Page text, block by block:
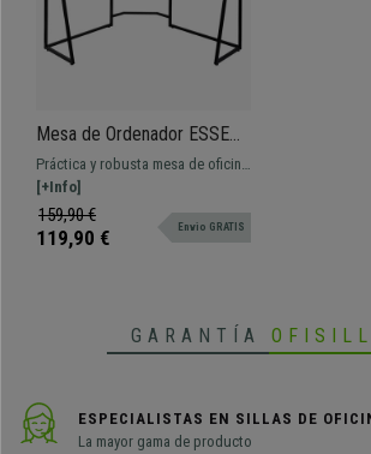
Mesa de Ordenador ESSEN,
Estructura Metálica,
Superficie de Madera color
Nogal
Práctica y robusta mesa de oficina
ESSEN. Diseño, gran versatilidad y
resistencia al mejor precio.
[+Info]
159,90 €
119,90 € Envio GRATIS
GARANTÍA
ESPECIALISTAS EN SILLAS DE
La mayor gama de producto